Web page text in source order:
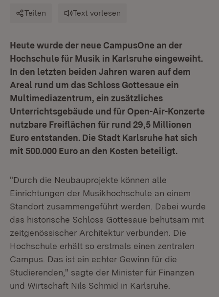
Teilen Text vorlesen
Heute wurde der neue CampusOne an der
Hochschule für Musik in Karlsruhe eingeweiht.
In den letzten beiden Jahren waren auf dem
Areal rund um das Schloss Gottesaue ein
Multimediazentrum, ein zusätzliches
Unterrichtsgebäude und für Open-Air-Konzerte
nutzbare Freiflächen für rund 29,5 Millionen
Euro entstanden. Die Stadt Karlsruhe hat sich
mit 500.000 Euro an den Kosten beteiligt.
"Durch die Neubauprojekte können alle
Einrichtungen der Musikhochschule an einem
Standort zusammengeführt werden. Dabei wurde
das historische Schloss Gottesaue behutsam mit
zeitgenössischer Architektur verbunden. Die
Hochschule erhält so erstmals einen zentralen
Campus. Das ist ein echter Gewinn für die
Studierenden," sagte der Minister für Finanzen
und Wirtschaft Nils Schmid in Karlsruhe.